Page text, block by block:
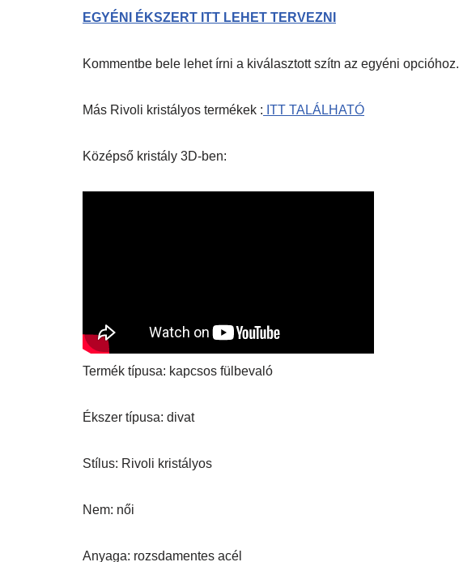
EGYÉNI ÉKSZERT ITT LEHET TERVEZNI
Kommentbe bele lehet írni a kiválasztott szítn az egyéni opcióhoz.
Más Rivoli kristályos termékek : ITT TALÁLHATÓ
Középső kristály 3D-ben:
Termék típusa: kapcsos fülbevaló
Ékszer típusa: divat
Stílus: Rivoli kristályos
Nem: női
Anyaga: rozsdamentes acél